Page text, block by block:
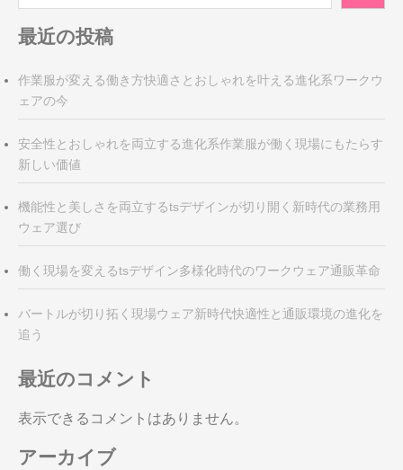
ョ
ン
最近の投稿
作業服が変える働き方快適さとおしゃれを叶える進化系ワークウ
ェアの今
安全性とおしゃれを両立する進化系作業服が働く現場にもたらす
新しい価値
機能性と美しさを両立するtsデザインが切り開く新時代の業務用
ウェア選び
働く現場を変えるtsデザイン多様化時代のワークウェア通販革命
バートルが切り拓く現場ウェア新時代快適性と通販環境の進化を
追う
最近のコメント
表示できるコメントはありません。
アーカイブ